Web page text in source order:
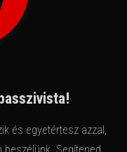
és egyetértesz azzal,